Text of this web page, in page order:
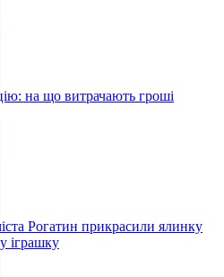
на що витрачають гроші
Рогатин прикрасили ялинку
іграшку